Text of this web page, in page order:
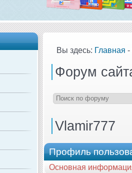
Вы здесь: Главная -
Форум
Vlamir777
Профиль
Основная